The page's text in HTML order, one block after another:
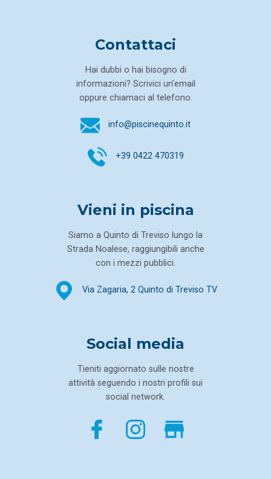
Contattaci
Hai dubbi o hai bisogno di
informazioni? Scrivici un’email
oppure chiamaci al telefono.
info@piscinequinto.it
+39 0422 470319
Vieni in piscina
Siamo a Quinto di Treviso lungo la
Strada Noalese, raggiungibili anche
con i mezzi pubblici.
Via Zagaria, 2 Quinto di Treviso TV
Social media
Tieniti aggiornato sulle nostre
attività seguendo i nostri profili sui
social network.